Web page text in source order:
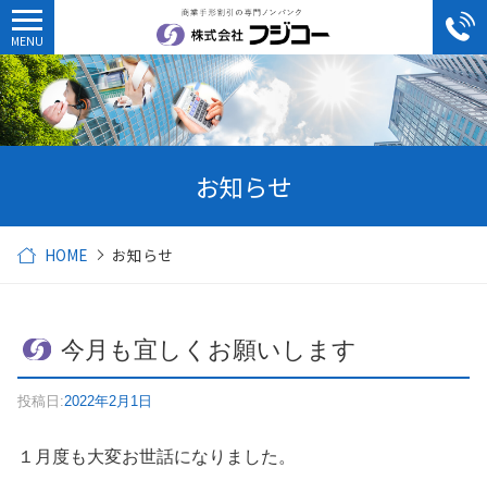
お知らせ
HOME お知らせ
今月も宜しくお願いします
投稿日:2022年2月1日
１月度も大変お世話になりました。